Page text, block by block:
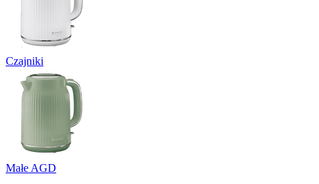
Czajniki
Małe AGD